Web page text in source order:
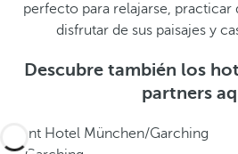
perfecto para relajarse, practicar
disfrutar de sus paisajes y
Descubre también los
partners
Dorint Hotel München/Garching